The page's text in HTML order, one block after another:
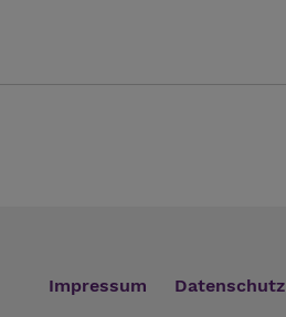
Impressum Datenschutz